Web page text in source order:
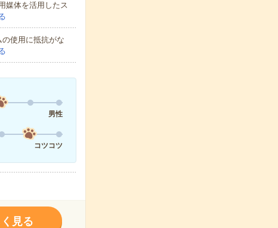
媒体を活用したス
使用に抵抗がな
男性
コツコツ
見る